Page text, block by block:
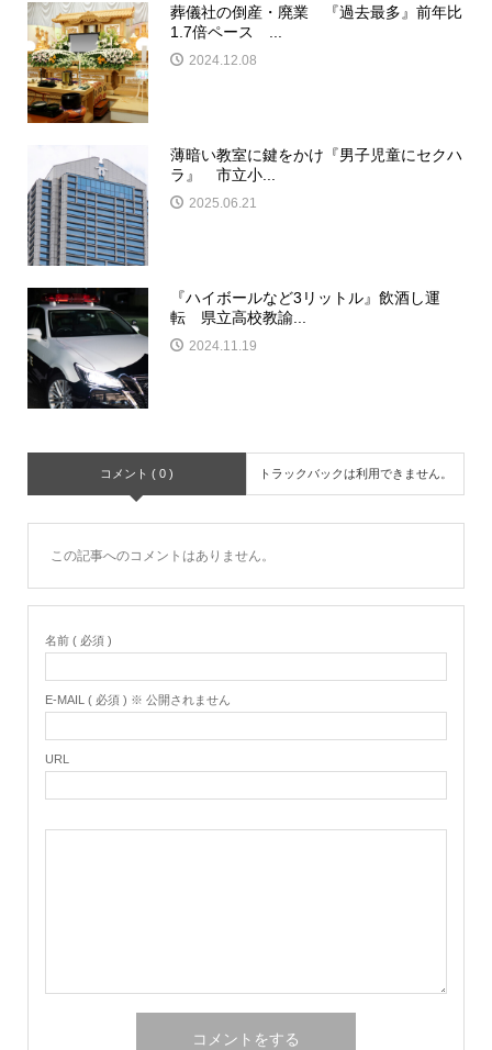
葬儀社の倒産・廃業 『過去最多』前年比
1.7倍ペース ...
2024.12.08
薄暗い教室に鍵をかけ『男子児童にセクハ
ラ』 市立小...
2025.06.21
『ハイボールなど3リットル』飲酒し運
転 県立高校教諭...
2024.11.19
コメント ( 0 ) トラックバックは利用できません。
この記事へのコメントはありません。
名前 ( 必須 )
E-MAIL ( 必須 ) ※ 公開されません
URL